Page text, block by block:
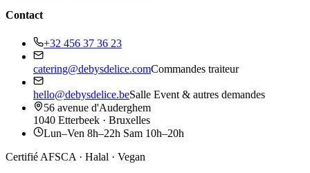
Contact
+32 456 37 36 23
catering@debysdelice.comCommandes traiteur
hello@debysdelice.beSalle Event & autres demandes
56 avenue d'Auderghem
1040 Etterbeek · Bruxelles
Lun–Ven 8h–22h Sam 10h–20h
Certifié AFSCA · Halal · Vegan